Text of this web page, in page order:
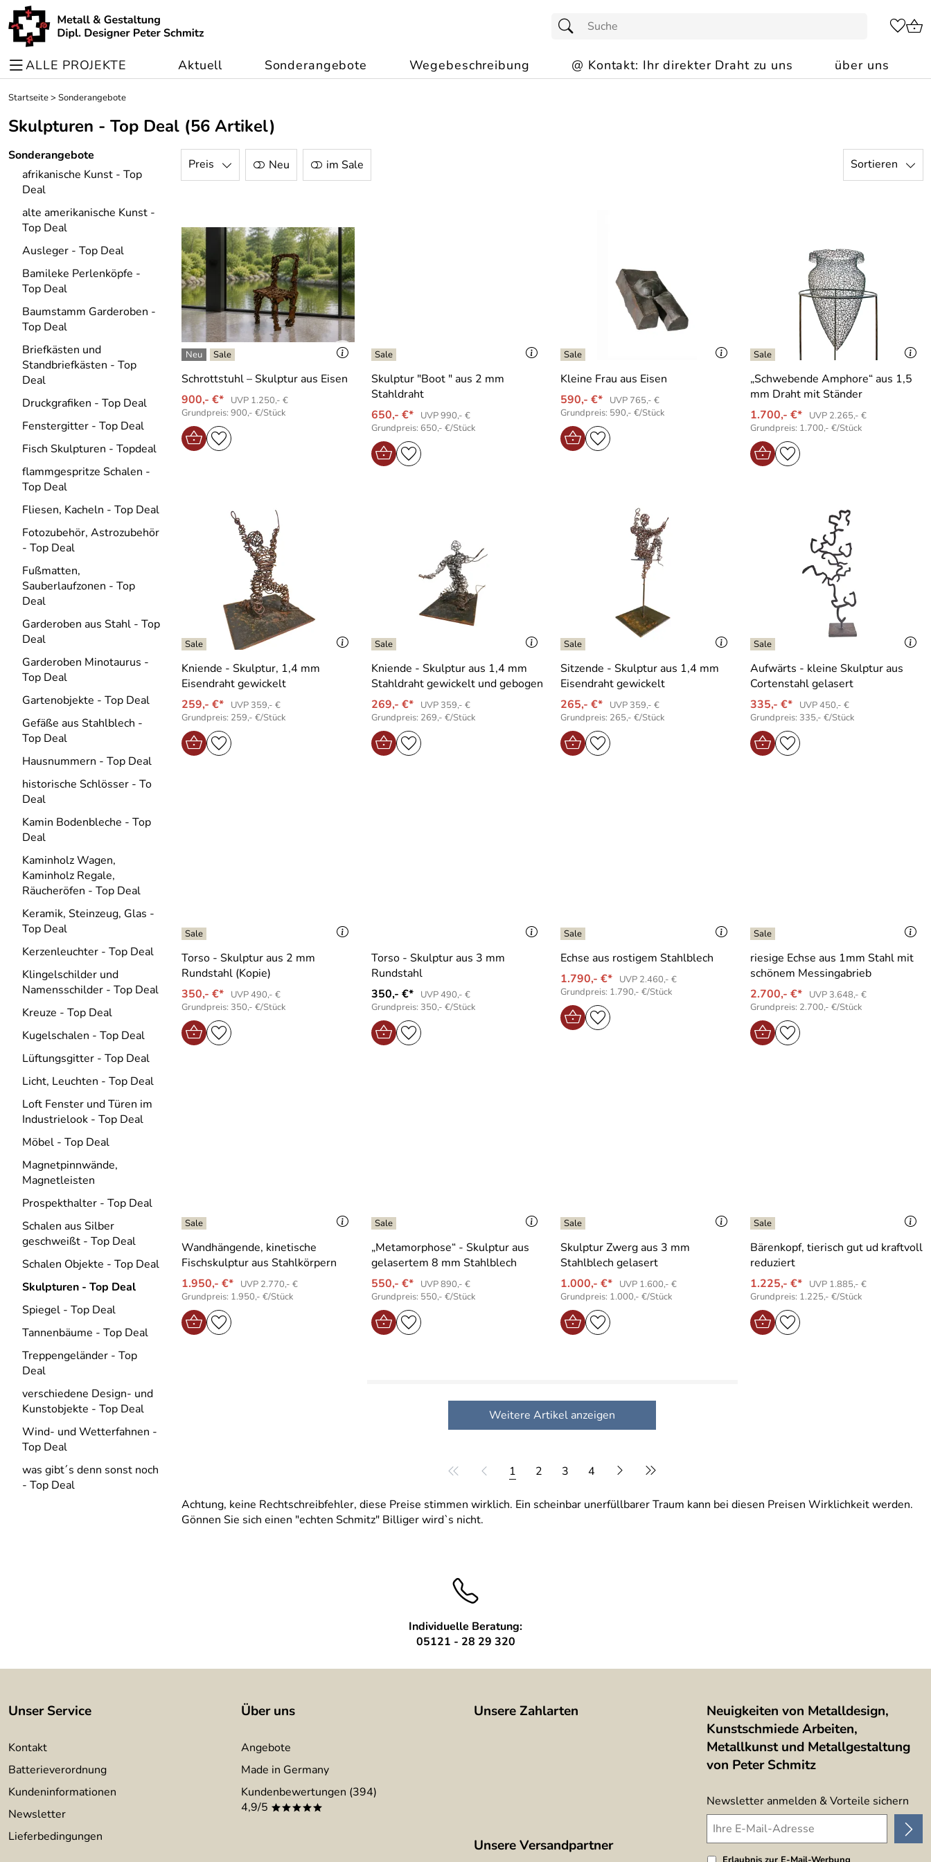
ALLE PROJEKTE Aktuell Sonderangebote Wegebeschreibung @ Kontakt: Ihr direkter Draht zu uns über uns
Startseite> Sonderangebote
Skulpturen - Top Deal (56 Artikel)
Sonderangebote
afrikanische Kunst - Top
Deal
alte amerikanische Kunst -
Top Deal
Ausleger - Top Deal
Bamileke Perlenköpfe -
Top Deal
Baumstamm Garderoben -
Top Deal
Briefkästen und
Standbriefkästen - Top
Deal
Druckgrafiken - Top Deal
Fenstergitter - Top Deal
Fisch Skulpturen - Topdeal
flammgespritze Schalen -
Top Deal
Fliesen, Kacheln - Top Deal
Fotozubehör, Astrozubehör
- Top Deal
Fußmatten,
Sauberlaufzonen - Top
Deal
Garderoben aus Stahl - Top
Deal
Garderoben Minotaurus -
Top Deal
Gartenobjekte - Top Deal
Gefäße aus Stahlblech -
Top Deal
Hausnummern - Top Deal
historische Schlösser - To
Deal
Kamin Bodenbleche - Top
Deal
Kaminholz Wagen,
Kaminholz Regale,
Räucheröfen - Top Deal
Keramik, Steinzeug, Glas -
Top Deal
Kerzenleuchter - Top Deal
Klingelschilder und
Namensschilder - Top Deal
Kreuze - Top Deal
Kugelschalen - Top Deal
Lüftungsgitter - Top Deal
Licht, Leuchten - Top Deal
Loft Fenster und Türen im
Industrielook - Top Deal
Möbel - Top Deal
Magnetpinnwände,
Magnetleisten
Prospekthalter - Top Deal
Schalen aus Silber
geschweißt - Top Deal
Schalen Objekte - Top Deal
Skulpturen - Top Deal
Spiegel - Top Deal
Tannenbäume - Top Deal
Treppengeländer - Top
Deal
verschiedene Design- und
Kunstobjekte - Top Deal
Wind- und Wetterfahnen -
Top Deal
was gibt´s denn sonst noch
- Top Deal
Preis Neu im Sale Sortieren
Schrottstuhl – Skulptur aus Eisen
900,- €*
UVP 1.250,- €
Grundpreis: 900,- €/Stück
Skulptur "Boot " aus 2 mm
Stahldraht
650,- €*
UVP 990,- €
Grundpreis: 650,- €/Stück
Kleine Frau aus Eisen
590,- €*
UVP 765,- €
Grundpreis: 590,- €/Stück
„Schwebende Amphore“ aus 1,5
mm Draht mit Ständer
1.700,- €*
UVP 2.265,- €
Grundpreis: 1.700,- €/Stück
Kniende - Skulptur, 1,4 mm
Eisendraht gewickelt
259,- €*
UVP 359,- €
Grundpreis: 259,- €/Stück
Kniende - Skulptur aus 1,4 mm
Stahldraht gewickelt und gebogen
269,- €*
UVP 359,- €
Grundpreis: 269,- €/Stück
Sitzende - Skulptur aus 1,4 mm
Eisendraht gewickelt
265,- €*
UVP 359,- €
Grundpreis: 265,- €/Stück
Aufwärts - kleine Skulptur aus
Cortenstahl gelasert
335,- €*
UVP 450,- €
Grundpreis: 335,- €/Stück
Torso - Skulptur aus 2 mm
Rundstahl (Kopie)
350,- €*
UVP 490,- €
Grundpreis: 350,- €/Stück
Torso - Skulptur aus 3 mm
Rundstahl
350,- €*
UVP 490,- €
Grundpreis: 350,- €/Stück
Echse aus rostigem Stahlblech
1.790,- €*
UVP 2.460,- €
Grundpreis: 1.790,- €/Stück
riesige Echse aus 1mm Stahl mit
schönem Messingabrieb
2.700,- €*
UVP 3.648,- €
Grundpreis: 2.700,- €/Stück
Wandhängende, kinetische
Fischskulptur aus Stahlkörpern
1.950,- €*
UVP 2.770,- €
Grundpreis: 1.950,- €/Stück
„Metamorphose“ - Skulptur aus
gelasertem 8 mm Stahlblech
550,- €*
UVP 890,- €
Grundpreis: 550,- €/Stück
Skulptur Zwerg aus 3 mm
Stahlblech gelasert
1.000,- €*
UVP 1.600,- €
Grundpreis: 1.000,- €/Stück
Bärenkopf, tierisch gut ud kraftvoll
reduziert
1.225,- €*
UVP 1.885,- €
Grundpreis: 1.225,- €/Stück
Weitere Artikel anzeigen
1 2 3 4
Achtung, keine Rechtschreibfehler, diese Preise stimmen wirklich. Ein scheinbar unerfüllbarer Traum kann bei diesen Preisen Wirklichkeit werden.
Gönnen Sie sich einen "echten Schmitz" Billiger wird`s nicht.
Individuelle Beratung:
05121 - 28 29 320
Unser Service
Kontakt
Batterieverordnung
Kundeninformationen
Newsletter
Lieferbedingungen
Über uns
Angebote
Made in Germany
Kundenbewertungen (394)
4,9/5 *****
Unsere Zahlarten
Unsere Versandpartner
Neuigkeiten von Metalldesign,
Kunstschmiede Arbeiten,
Metallkunst und Metallgestaltung
von Peter Schmitz
Newsletter anmelden & Vorteile sichern